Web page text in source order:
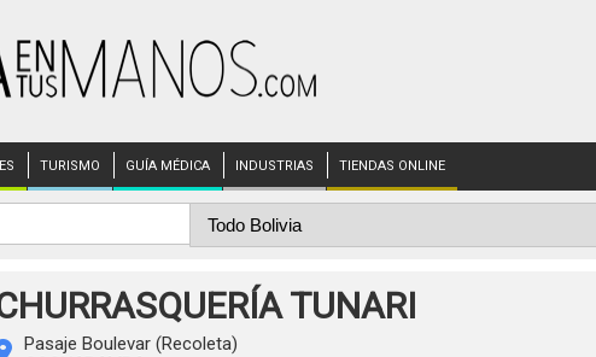
TURISMO GUÍA MÉDICA INDUSTRIAS TIENDAS ONLINE
TUNARI
Pasaje Boulevar (Recoleta)